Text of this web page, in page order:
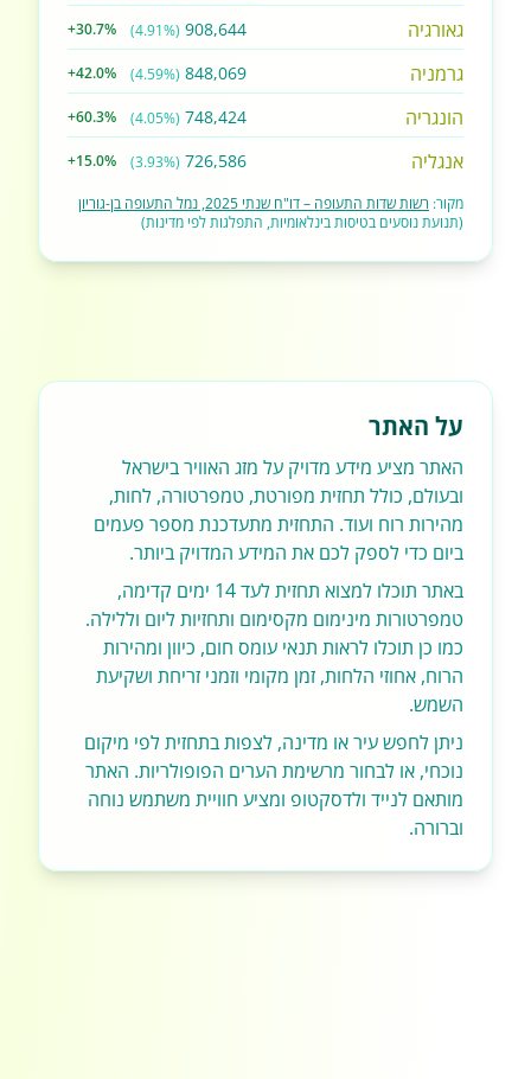
גאורגיה 908,644
(4.91%)
+30.7%
גרמניה 848,069
(4.59%)
+42.0%
הונגריה 748,424
(4.05%)
+60.3%
אנגליה 726,586
(3.93%)
+15.0%
מקור: רשות שדות התעופה – דו"ח שנתי 2025, נמל התעופה בן-גוריון
(תנועת נוסעים בטיסות בינלאומיות, התפלגות לפי מדינות)
על האתר
האתר מציע מידע מדויק על מזג האוויר בישראל
ובעולם, כולל תחזית מפורטת, טמפרטורה, לחות,
מהירות רוח ועוד. התחזית מתעדכנת מספר פעמים
ביום כדי לספק לכם את המידע המדויק ביותר.
באתר תוכלו למצוא תחזית לעד 14 ימים קדימה,
טמפרטורות מינימום מקסימום ותחזיות ליום וללילה.
כמו כן תוכלו לראות תנאי עומס חום, כיוון ומהירות
הרוח, אחוזי הלחות, זמן מקומי וזמני זריחת ושקיעת
השמש.
ניתן לחפש עיר או מדינה, לצפות בתחזית לפי מיקום
נוכחי, או לבחור מרשימת הערים הפופולריות. האתר
מותאם לנייד ולדסקטופ ומציע חוויית משתמש נוחה
וברורה.